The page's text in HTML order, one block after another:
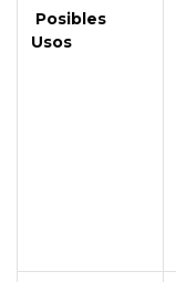
Posibles
Usos